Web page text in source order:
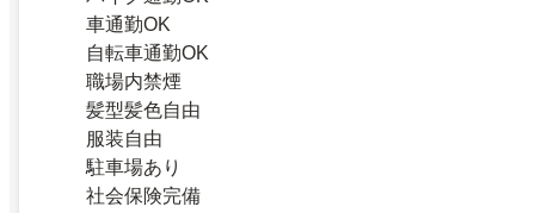
車通勤OK
自転車通勤OK
職場内禁煙
髪型髪色自由
服装自由
駐車場あり
社会保険完備